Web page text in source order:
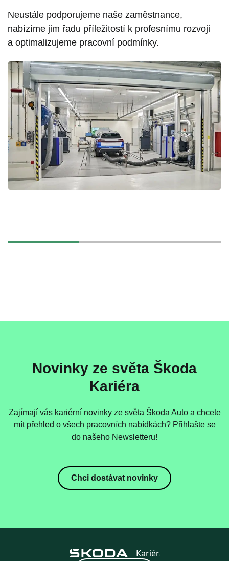
Neustále podporujeme naše zaměstnance,
nabízíme jim řadu příležitostí k profesnímu rozvoji
a optimalizujeme pracovní podmínky.
Novinky ze světa Škoda
Kariéra
Zajímají vás kariérní novinky ze světa Škoda Auto a chcete
mít přehled o všech pracovních nabídkách? Přihlašte se
do našeho Newsletteru!
Chci dostávat novinky